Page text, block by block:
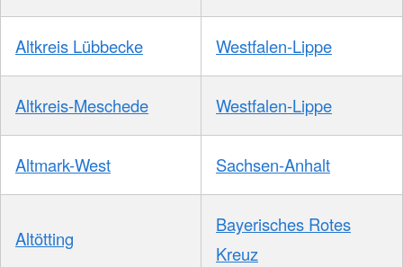
Altkreis Lübbecke Westfalen-Lippe
Altkreis-Meschede Westfalen-Lippe
Altmark-West Sachsen-Anhalt
Altötting
Bayerisches Rotes
Kreuz